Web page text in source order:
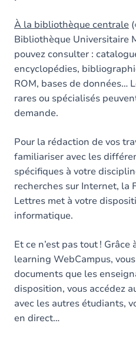
À la bibliothèque centrale
Bibliothèque Universitaire
pouvez consulter :
encyclopédies,
ROM, bases de données…
rares ou spécialisés
demande.
Pour la rédaction de vos
familiariser avec les
spécifiques à votre
recherches sur Internet, la
Lettres met à votre
informatique.
Et ce n’est pas tout ! Grâce
learning WebCampus,
documents que les
disposition, vous accédez
avec les autres étudiants,
en direct…